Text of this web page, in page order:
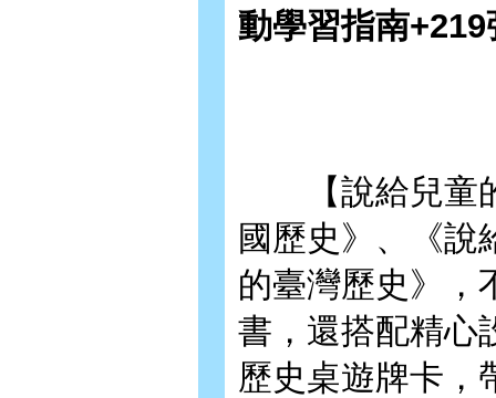
動學習指南
【說給兒童的
國歷史》、《說
的臺灣歷史》，
書，還搭配精心
歷史桌遊牌卡，